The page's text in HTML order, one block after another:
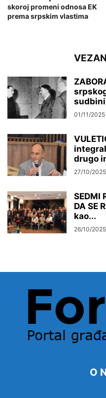
skoroj promeni odnosa EK
prema srpskim vlastima
01/11/2025
drugo
27/10/2025
SEDMI
DA SE
kao...
26/10/2025
O